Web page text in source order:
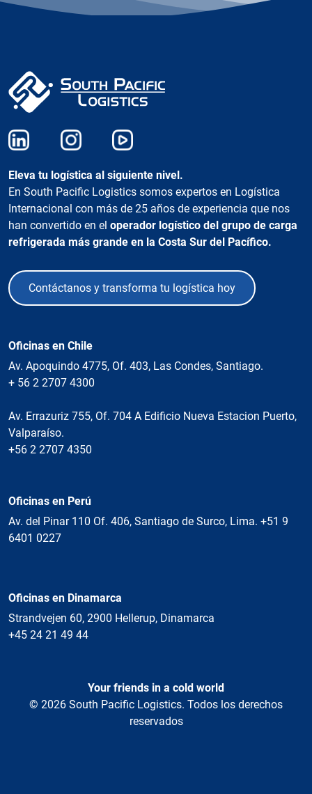
Eleva tu logística al siguiente nivel.
En South Pacific Logistics somos expertos en Logística
Internacional con más de 25 años de experiencia que nos
han convertido en el operador logístico del grupo de carga
refrigerada más grande en la Costa Sur del Pacífico.
Contáctanos y transforma tu logística hoy
Oficinas en Chile
Av. Apoquindo 4775, Of. 403, Las Condes, Santiago.
+ 56 2 2707 4300
Av. Errazuriz 755, Of. 704 A Edificio Nueva Estacion Puerto,
Valparaíso.
+56 2 2707 4350
Oficinas en Perú
Av. del Pinar 110 Of. 406, Santiago de Surco, Lima. +51 9
6401 0227
Oficinas en Dinamarca
Strandvejen 60, 2900 Hellerup, Dinamarca
+45 24 21 49 44
Your friends in a cold world
© 2026 South Pacific Logistics. Todos los derechos
reservados